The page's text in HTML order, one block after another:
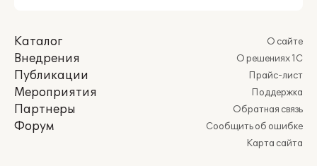
Каталог
Внедрения
Публикации
Мероприятия
Партнеры
Форум
О сайте
О решениях 1С
Прайс-лист
Поддержка
Обратная связь
Сообщить об ошибке
Карта сайта